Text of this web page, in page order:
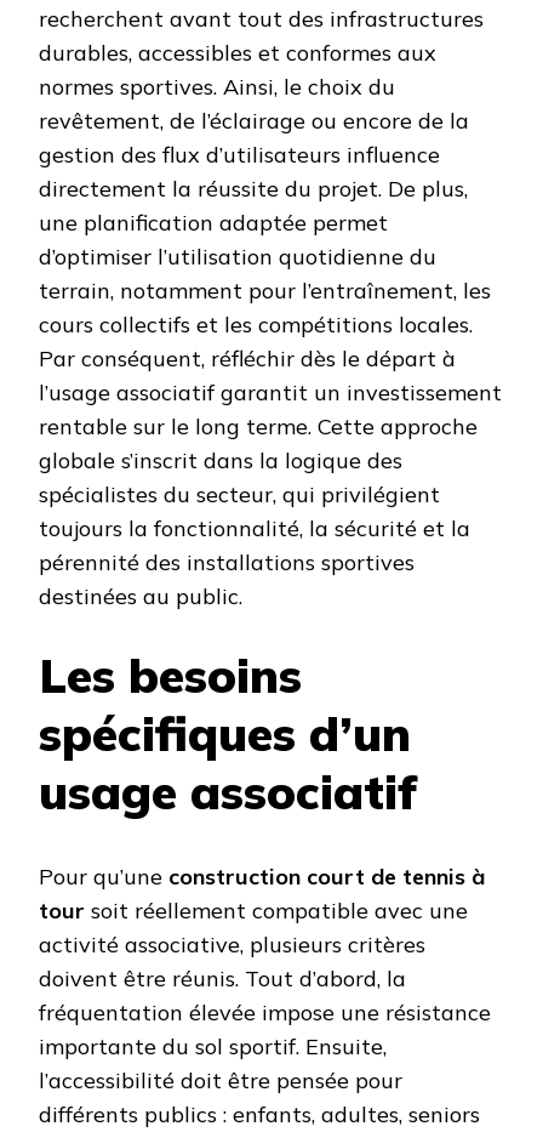
recherchent avant tout des infrastructures
durables, accessibles et conformes aux
normes sportives. Ainsi, le choix du
revêtement, de l’éclairage ou encore de la
gestion des flux d’utilisateurs influence
directement la réussite du projet. De plus,
une planification adaptée permet
d’optimiser l’utilisation quotidienne du
terrain, notamment pour l’entraînement, les
cours collectifs et les compétitions locales.
Par conséquent, réfléchir dès le départ à
l’usage associatif garantit un investissement
rentable sur le long terme. Cette approche
globale s’inscrit dans la logique des
spécialistes du secteur, qui privilégient
toujours la fonctionnalité, la sécurité et la
pérennité des installations sportives
destinées au public.
Les besoins
spécifiques d’un
usage associatif
Pour qu’une construction court de tennis à
tour soit réellement compatible avec une
activité associative, plusieurs critères
doivent être réunis. Tout d’abord, la
fréquentation élevée impose une résistance
importante du sol sportif. Ensuite,
l’accessibilité doit être pensée pour
différents publics : enfants, adultes, seniors